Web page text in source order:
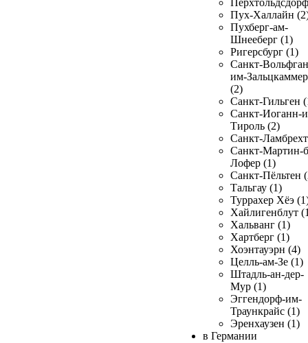
Пух-Халлайн
Пухберг-ам-
Шнееберг (1)
Ригерсбург (1)
Санкт-
им-
(2)
Санкт-Гильген
Санкт-Иоганн-
Тироль (2)
Санкт-
Санкт-Мартин-
Лофер (1)
Санкт-Пёльтен
Тальгау (1)
Туррахер Хёэ
Хайлигенблут
Хальванг (1)
Хартберг (1)
Хоэнтауэрн (4)
Целль-ам-Зе (1)
Штадль-ан-дер-
Мур (1)
Эггендорф-им-
Траункрайс (1)
Эренхаузен (1)
в Германии